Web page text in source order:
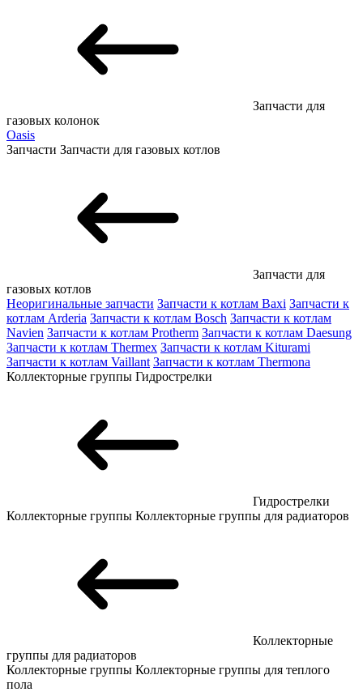
Запчасти для
газовых колонок
Oasis
Запчасти Запчасти для газовых котлов
Запчасти для
газовых котлов
Неоригинальные запчасти Запчасти к котлам Baxi Запчасти к
котлам Arderia Запчасти к котлам Bosch Запчасти к котлам
Navien Запчасти к котлам Protherm Запчасти к котлам Daesung
Запчасти к котлам Thermex Запчасти к котлам Kiturami
Запчасти к котлам Vaillant Запчасти к котлам Thermona
Коллекторные группы Гидрострелки
Гидрострелки
Коллекторные группы Коллекторные группы для радиаторов
Коллекторные
группы для радиаторов
Коллекторные группы Коллекторные группы для теплого
пола